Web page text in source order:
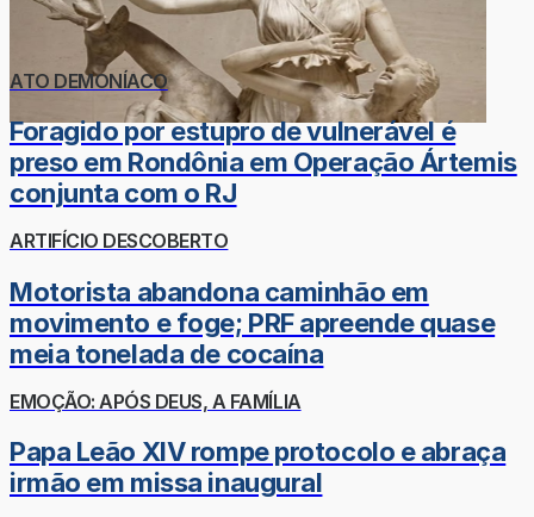
ATO DEMONÍACO
Foragido por estupro de vulnerável é
preso em Rondônia em Operação Ártemis
conjunta com o RJ
ARTIFÍCIO DESCOBERTO
Motorista abandona caminhão em
movimento e foge; PRF apreende quase
meia tonelada de cocaína
EMOÇÃO: APÓS DEUS, A FAMÍLIA
Papa Leão XIV rompe protocolo e abraça
irmão em missa inaugural